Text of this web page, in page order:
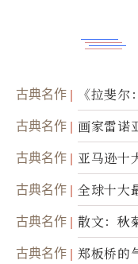
古典名作 《拉斐
古典名作 画家雷诺
古典名作 亚马逊十
古典名作 全球十大
古典名作 散文：秋
古典名作 郑板桥的